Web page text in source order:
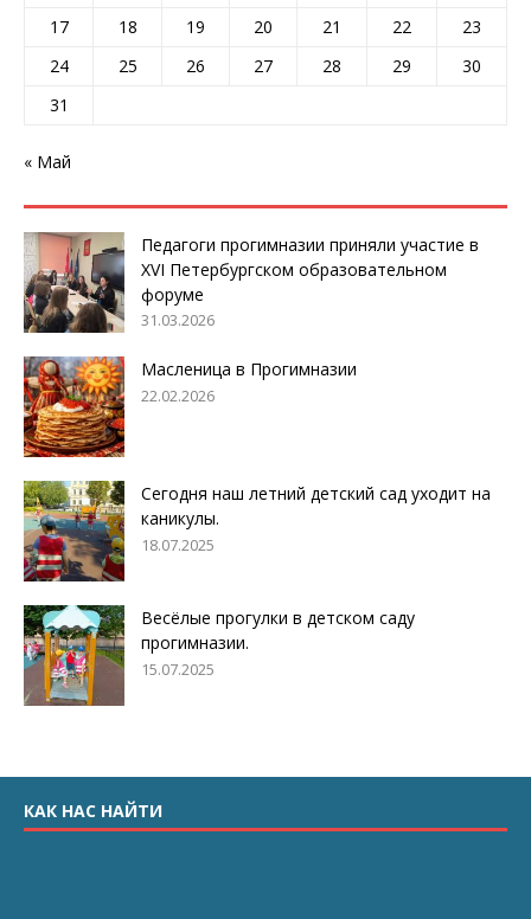
17
18 19 20 21 22
23
24
25 26 27 28 29
30
31
« Май
Педагоги прогимназии приняли участие в
XVI Петербургском образовательном
форуме
31.03.2026
Масленица в Прогимназии
22.02.2026
Сегодня наш летний детский сад уходит на
каникулы.
18.07.2025
Весёлые прогулки в детском саду
прогимназии.
15.07.2025
КАК НАС НАЙТИ